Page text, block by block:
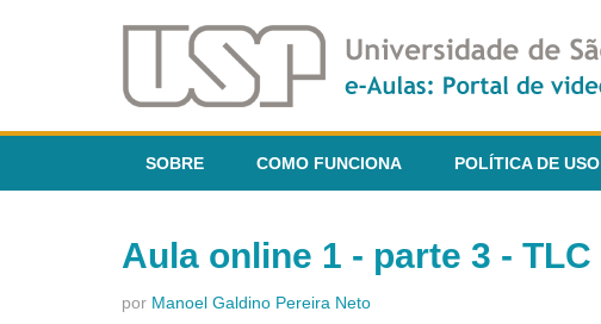
SOBRE COMO FUNCIONA POLÍTICA DE USO
Aula online 1 - parte 3 - TLC
por Manoel Galdino Pereira Neto